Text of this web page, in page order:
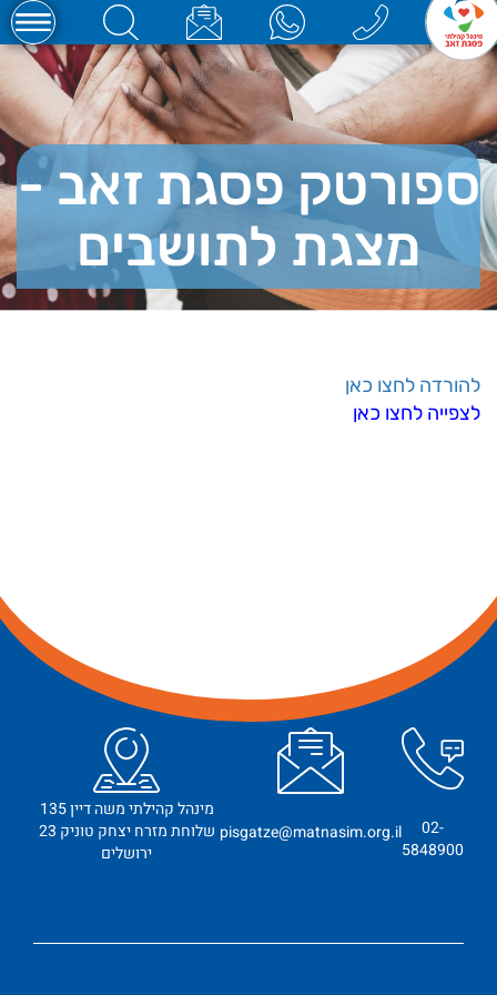
ספורטק פסגת זאב -
מצגת לתושבים
להורדה לחצו כאן
לצפייה לחצו כאן
02-
5848900
pisgatze@matnasim.org.il
מינהל קהילתי משה דיין 135
שלוחת מזרח יצחק טוניק 23
ירושלים